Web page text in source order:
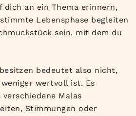
dich an ein Thema erinnern,
Lebensphase begleiten
sein, mit dem du
bedeutet also nicht,
wertvoll ist. Es
Malas
Stimmungen oder